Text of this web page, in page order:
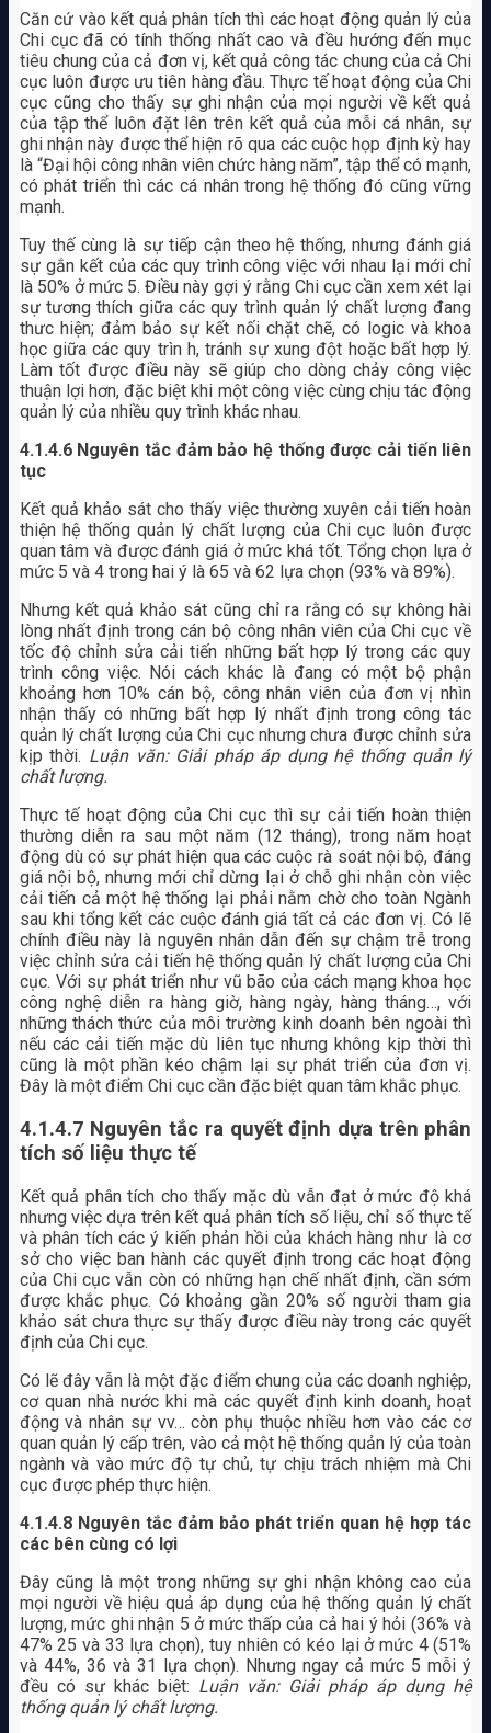
Căn cứ vào kết quả phân tích thì các hoạt động quản lý của
Chi cục đã có tính thống nhất cao và đều hướng đến mục
tiêu chung của cả đơn vị, kết quả công tác chung của cả Chi
cục luôn được ưu tiên hàng đầu. Thực tế hoạt động của Chi
cục cũng cho thấy sự ghi nhận của mọi người về kết quả
của tập thể luôn đặt lên trên kết quả của mỗi cá nhân, sự
ghi nhận này được thể hiện rõ qua các cuộc họp định kỳ hay
là “Đại hội công nhân viên chức hàng năm”, tập thể có mạnh,
có phát triển thì các cá nhân trong hệ thống đó cũng vững
mạnh.
Tuy thế cùng là sự tiếp cận theo hệ thống, nhưng đánh giá
sự gắn kết của các quy trình công việc với nhau lại mới chỉ
là 50% ở mức 5. Điều này gợi ý rằng Chi cục cần xem xét lại
sự tương thích giữa các quy trình quản lý chất lượng đang
thưc hiện; đảm bảo sự kết nối chặt chẽ, có logic và khoa
học giữa các quy trìn h, tránh sự xung đột hoặc bất hợp lý.
Làm tốt được điều này sẽ giúp cho dòng chảy công việc
thuận lợi hơn, đặc biệt khi một công việc cùng chịu tác động
quản lý của nhiều quy trình khác nhau.
4.1.4.6 Nguyên tắc đảm bảo hệ thống được cải tiến liên
tục
Kết quả khảo sát cho thấy việc thường xuyên cải tiến hoàn
thiện hệ thống quản lý chất lượng của Chi cục luôn được
quan tâm và được đánh giá ở mức khá tốt. Tổng chọn lựa ở
mức 5 và 4 trong hai ý là 65 và 62 lựa chọn (93% và 89%).
Nhưng kết quả khảo sát cũng chỉ ra rằng có sự không hài
lòng nhất định trong cán bộ công nhân viên của Chi cục về
tốc độ chỉnh sửa cải tiến những bất hợp lý trong các quy
trình công việc. Nói cách khác là đang có một bộ phận
khoảng hơn 10% cán bộ, công nhân viên của đơn vị nhìn
nhận thấy có những bất hợp lý nhất định trong công tác
quản lý chất lượng của Chi cục nhưng chưa được chỉnh sửa
kịp thời. Luận văn: Giải pháp áp dụng hệ thống quản lý
chất lượng.
Thực tế hoạt động của Chi cục thì sự cải tiến hoàn thiện
thường diễn ra sau một năm (12 tháng), trong năm hoạt
động dù có sự phát hiện qua các cuộc rà soát nội bộ, đáng
giá nội bộ, nhưng mới chỉ dừng lại ở chỗ ghi nhận còn việc
cải tiến cả một hệ thống lại phải nằm chờ cho toàn Ngành
sau khi tổng kết các cuộc đánh giá tất cả các đơn vị. Có lẽ
chính điều này là nguyên nhân dẫn đến sự chậm trễ trong
việc chỉnh sửa cải tiến hệ thống quản lý chất lượng của Chi
cục. Với sự phát triển như vũ bão của cách mạng khoa học
công nghệ diễn ra hàng giờ, hàng ngày, hàng tháng…, với
những thách thức của môi trường kinh doanh bên ngoài thì
nếu các cải tiến mặc dù liên tục nhưng không kịp thời thì
cũng là một phần kéo chậm lại sự phát triển của đơn vị.
Đây là một điểm Chi cục cần đặc biệt quan tâm khắc phục.
4.1.4.7 Nguyên tắc ra quyết định dựa trên phân
tích số liệu thực tế
Kết quả phân tích cho thấy mặc dù vẫn đạt ở mức độ khá
nhưng việc dựa trên kết quả phân tích số liệu, chỉ số thực tế
và phân tích các ý kiến phản hồi của khách hàng như là cơ
sở cho việc ban hành các quyết định trong các hoạt động
của Chi cục vẫn còn có những hạn chế nhất định, cần sớm
được khắc phục. Có khoảng gần 20% số người tham gia
khảo sát chưa thực sự thấy được điều này trong các quyết
định của Chi cục.
Có lẽ đây vẫn là một đặc điểm chung của các doanh nghiệp,
cơ quan nhà nước khi mà các quyết định kinh doanh, hoạt
động và nhân sự vv… còn phụ thuộc nhiều hơn vào các cơ
quan quản lý cấp trên, vào cả một hệ thống quản lý của toàn
ngành và vào mức độ tự chủ, tự chịu trách nhiệm mà Chi
cục được phép thực hiện.
4.1.4.8 Nguyên tắc đảm bảo phát triển quan hệ hợp tác
các bên cùng có lợi
Đây cũng là một trong những sự ghi nhận không cao của
mọi người về hiệu quả áp dụng của hệ thống quản lý chất
lượng, mức ghi nhận 5 ở mức thấp của cả hai ý hỏi (36% và
47% 25 và 33 lựa chọn), tuy nhiên có kéo lại ở mức 4 (51%
và 44%, 36 và 31 lựa chọn). Nhưng ngay cả mức 5 mỗi ý
đều có sự khác biệt: Luận văn: Giải pháp áp dụng hệ
thống quản lý chất lượng.